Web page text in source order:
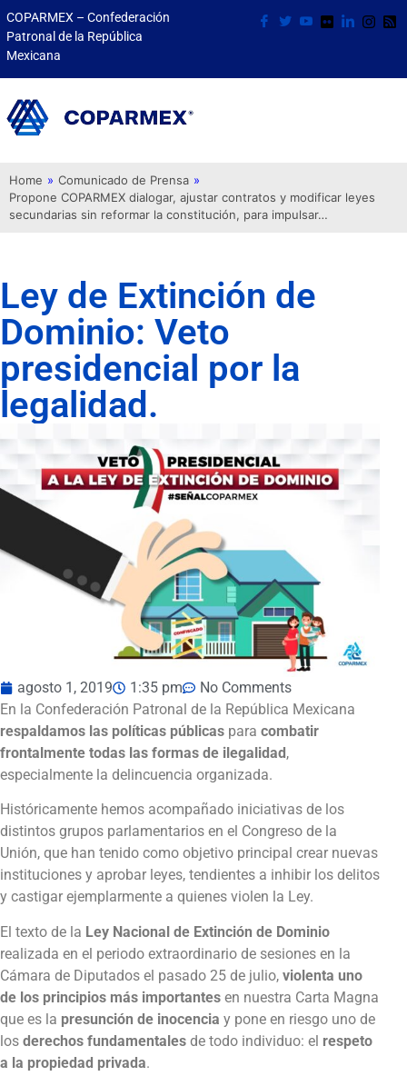
COPARMEX – Confederación
Patronal de la República
Mexicana
Home » Comunicado de Prensa »
Propone COPARMEX dialogar, ajustar contratos y modificar leyes
secundarias sin reformar la constitución, para impulsar…
Ley de Extinción de
Dominio: Veto
presidencial por la
legalidad.
agosto 1, 2019 1:35 pm
No Comments
En la Confederación Patronal de la República Mexicana
respaldamos las políticas públicas para combatir
frontalmente todas las formas de ilegalidad,
especialmente la delincuencia organizada.
Históricamente hemos acompañado iniciativas de los
distintos grupos parlamentarios en el Congreso de la
Unión, que han tenido como objetivo principal crear nuevas
instituciones y aprobar leyes, tendientes a inhibir los delitos
y castigar ejemplarmente a quienes violen la Ley.
El texto de la Ley Nacional de Extinción de Dominio
realizada en el periodo extraordinario de sesiones en la
Cámara de Diputados el pasado 25 de julio, violenta uno
de los principios más importantes en nuestra Carta Magna
que es la presunción de inocencia y pone en riesgo uno de
los derechos fundamentales de todo individuo: el respeto
a la propiedad privada.